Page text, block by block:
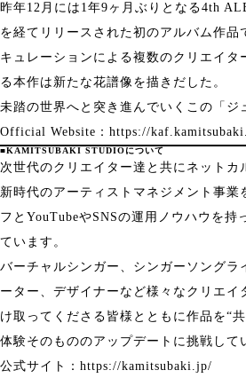
昨年12月には1年9ヶ月ぶりとなる4th
を経てリリースされた初のアルバム作
キュレーションによる複数のクリエイ
る本作は新たな花譜像を描きだした。
未踏の世界へと突き進んでいくこの「ジ
Official Website： https://
■KAMITSUBAKI STUDIOについて
次世代のクリエイター達と共にネットカ
新時代のアーティストマネジメント事
フとYouTubeやSNSの運用ノウハウを
ています。
バーチャルシンガー、シンガーソング
ーター、デザイナーなど様々なクリエ
け取ってくださる皆様とともに作品を“
体験そのもののアップデートに挑戦して
公式サイト： https://kamitsubaki.jp/